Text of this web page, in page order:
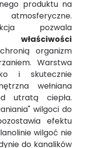
produktu na
pozwala
właściwości
organizm
Warstwa
i skutecznie
wełniana
utratą ciepła.
wilgoci do
efektu
wilgoć nie
do kanalików